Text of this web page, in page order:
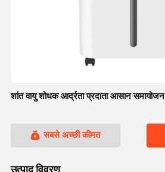
शांत वायु शोधक आर्द्रता प्रदाता आसान समायोजन
सबसे अच्छी कीमत
उत्पाद विवरण